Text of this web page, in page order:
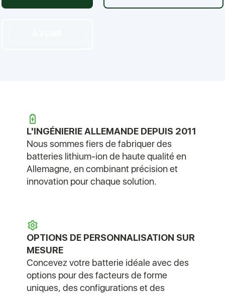
L'INGÉNIERIE ALLEMANDE DEPUIS 2011
Nous sommes fiers de fabriquer des
batteries lithium-ion de haute qualité en
Allemagne, en combinant précision et
innovation pour chaque solution.
OPTIONS DE PERSONNALISATION SUR
MESURE
Concevez votre batterie idéale avec des
options pour des facteurs de forme
uniques, des configurations et des